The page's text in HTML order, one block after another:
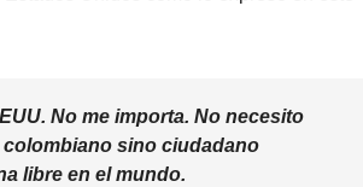
No me importa. No necesito
sino ciudadano
libre en el mundo.